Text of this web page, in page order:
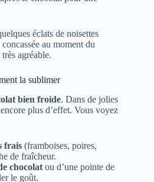
éclats de noisettes
au moment du
agréable.
la sublimer
bien froide. Dans de jolies
plus d’effet. Vous voyez
frais (framboises, poires,
de fraîcheur.
chocolat ou d’une pointe de
le goût.